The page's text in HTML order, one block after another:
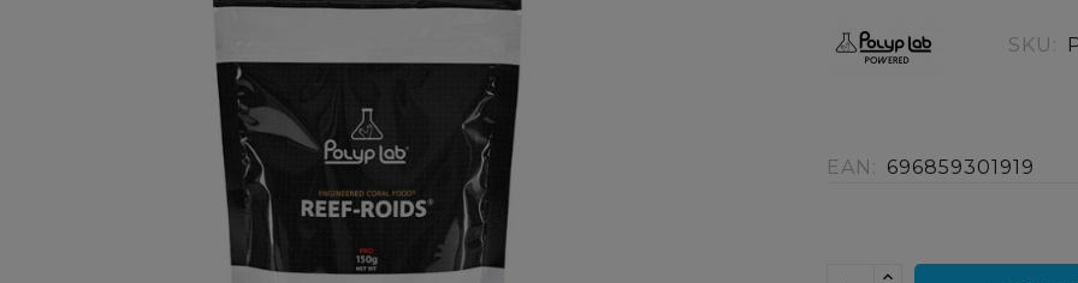
SKU:
EAN: 696859301919